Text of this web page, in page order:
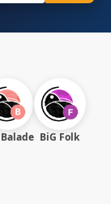
BiG Folk